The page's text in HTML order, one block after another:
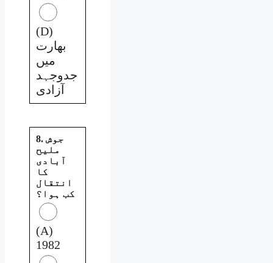
(D)
بھارت
میں
جدوجہد
آزادی
8. جوش
ملیح
آبادی
کا
انتقال
کب ہوا؟
(A)
1982